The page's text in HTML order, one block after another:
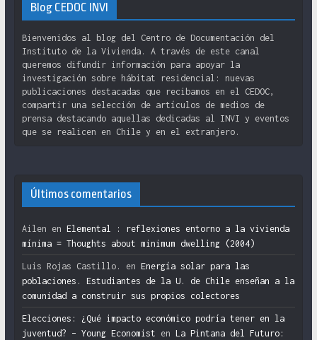
Blog CEDOC INVI
Bienvenidos al blog del Centro de Documentación del
Instituto de la Vivienda. A través de este canal
queremos difundir información para apoyar la
investigación sobre hábitat residencial: nuevas
publicaciones destacadas que recibamos en el CEDOC,
compartir una selección de artículos de medios de
prensa destacando aquellas dedicadas al INVI y eventos
que se realicen en Chile y en el extranjero.
Últimos comentarios
Ailen en Elemental : reflexiones entorno a la vivienda
mínima = Thoughts about minimum dwelling (2004)
Luis Rojas Castillo. en Energía solar para las
poblaciones. Estudiantes de la U. de Chile enseñan a la
comunidad a construir sus propios colectores
Elecciones: ¿Qué impacto económico podría tener en la
juventud? – Young Economist en La Pintana del Futuro: